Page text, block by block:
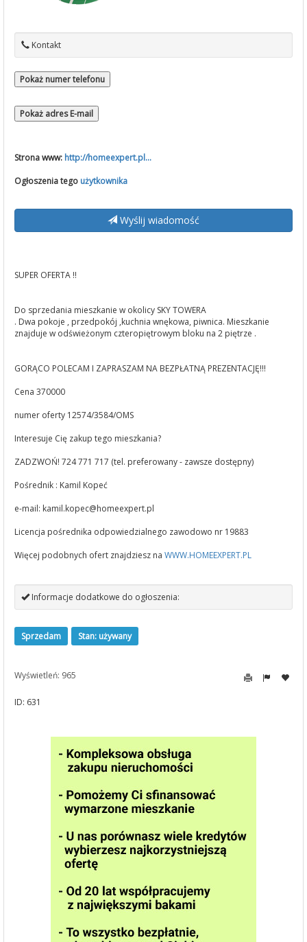
Kontakt
Pokaż numer telefonu
Pokaż adres E-mail
Strona www: http://homeexpert.pl...
Ogłoszenia tego użytkownika
Wyślij wiadomość
SUPER OFERTA !!
Do sprzedania mieszkanie w okolicy SKY TOWERA
. Dwa pokoje , przedpokój ,kuchnia wnękowa, piwnica. Mieszkanie
znajduje w odświeżonym czteropiętrowym bloku na 2 piętrze .
GORĄCO POLECAM I ZAPRASZAM NA BEZPŁATNĄ PREZENTACJĘ!!!
Cena 370000
numer oferty 12574/3584/OMS
Interesuje Cię zakup tego mieszkania?
ZADZWOŃ! 724 771 717 (tel. preferowany - zawsze dostępny)
Pośrednik : Kamil Kopeć
e-mail: kamil.kopec@homeexpert.pl
Licencja pośrednika odpowiedzialnego zawodowo nr 19883
Więcej podobnych ofert znajdziesz na WWW.HOMEEXPERT.PL
Informacje dodatkowe do ogłoszenia:
Sprzedam Stan: używany
Wyświetleń: 965
ID: 631